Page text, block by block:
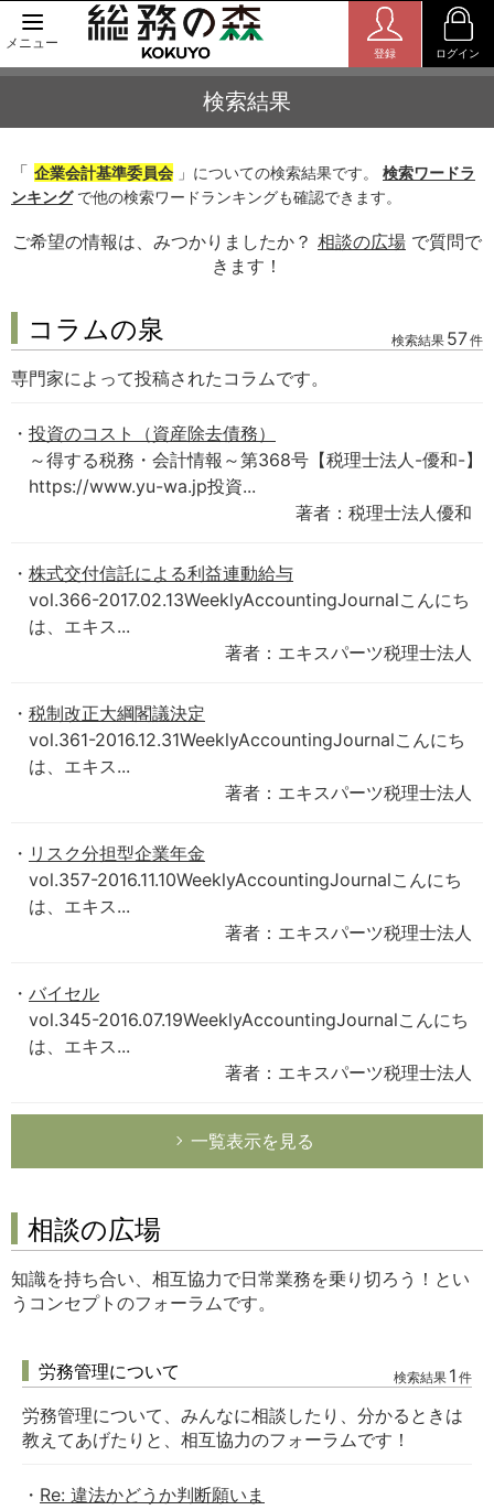
メニュー
登録 ログイン
検索結果
「 企業会計基準委員会 」についての検索結果です。 検索ワードラ
ンキングで他の検索ワードランキングも確認できます。
ご希望の情報は、みつかりましたか？ 相談の広場 で質問で
きます！
コラムの泉 検索結果 57件
専門家によって投稿されたコラムです。
投資のコスト（資産除去債務）
～得する税務・会計情報～第368号【税理士法人-優和-】
https://www.yu-wa.jp投資...
著者：税理士法人優和
株式交付信託による利益連動給与
vol.366-2017.02.13WeeklyAccountingJournalこんにち
は、エキス...
著者：エキスパーツ税理士法人
税制改正大綱閣議決定
vol.361-2016.12.31WeeklyAccountingJournalこんにち
は、エキス...
著者：エキスパーツ税理士法人
リスク分担型企業年金
vol.357-2016.11.10WeeklyAccountingJournalこんにち
は、エキス...
著者：エキスパーツ税理士法人
バイセル
vol.345-2016.07.19WeeklyAccountingJournalこんにち
は、エキス...
著者：エキスパーツ税理士法人
一覧表示を見る
相談の広場
知識を持ち合い、相互協力で日常業務を乗り切ろう！とい
うコンセプトのフォーラムです。
労務管理について 検索結果 1 件
労務管理について、みんなに相談したり、分かるときは
教えてあげたりと、相互協力のフォーラムです！
Re: 違法かどうか判断願いま